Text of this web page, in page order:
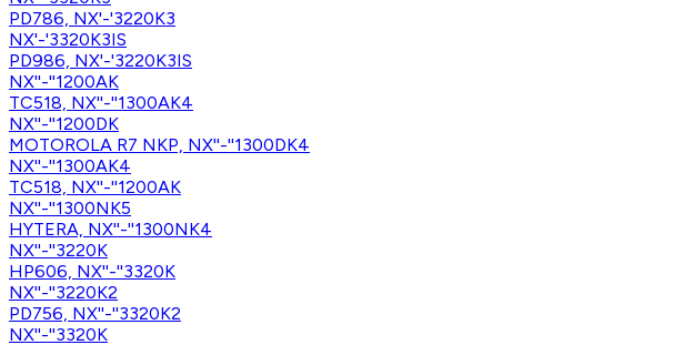
PD786, NX'-'3220K3
NX'-'3320K3IS
PD986, NX'-'3220K3IS
NX''-''1200AK
TC518, NX''-''1300AK4
NX''-''1200DK
MOTOROLA R7 NKP, NX''-''1300DK4
NX''-''1300AK4
TC518, NX''-''1200AK
NX''-''1300NK5
HYTERA, NX''-''1300NK4
NX''-''3220K
HP606, NX''-''3320K
NX''-''3220K2
PD756, NX''-''3320K2
NX''-''3320K